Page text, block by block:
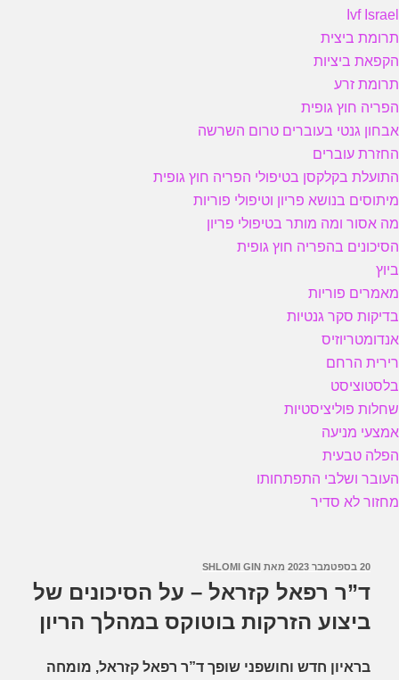
Ivf Israel
תרומת ביצית
הקפאת ביציות
תרומת זרע
הפריה חוץ גופית
אבחון גנטי בעוברים טרום השרשה
החזרת עוברים
התועלת בקלקסן בטיפולי הפריה חוץ גופית
מיתוסים בנושא פריון וטיפולי פוריות
מה אסור ומה מותר בטיפולי פריון
הסיכונים בהפריה חוץ גופית
ביוץ
מאמרים פוריות
בדיקות סקר גנטיות
אנדומטריוזיס
רירית הרחם
בלסטוציסט
שחלות פוליציסטיות
אמצעי מניעה
הפלה טבעית
העובר ושלבי התפתחותו
מחזור לא סדיר
פורסם
20 בספטמבר 2023 מאת SHLOMI GIN
ד”ר רפאל קזראל – על הסיכונים של
ביצוע הזרקות בוטוקס במהלך הריון
בראיון חדש וחושפני שופך ד”ר רפאל קזראל, מומחה